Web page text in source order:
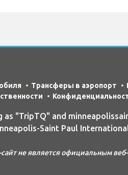
Трансферы в аэропорт
as "TripTQ" and
Saint Paul
не является официальным